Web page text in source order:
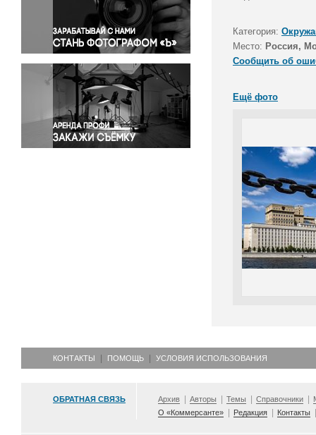
Правосудие
Происшествия и конфликты
Религия
Светская жизнь
Спорт
Экология
Экономика и бизнес
Категория:
Место: Россия,
Сообщить об
Ещё фото
КОНТАКТЫ ПОМОЩЬ УСЛОВИЯ ИСПОЛЬЗОВАНИЯ
ОБРАТНАЯ СВЯЗЬ Архив Авторы Темы Справочники
О «Коммерсанте»
Редакция Контакты